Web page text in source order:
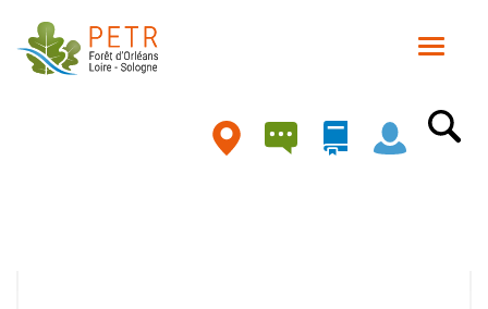
contenu
Toggle
Carte